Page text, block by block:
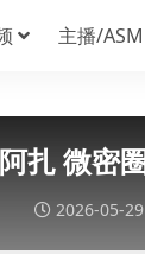
主播/
扎 微密
2026-05-29